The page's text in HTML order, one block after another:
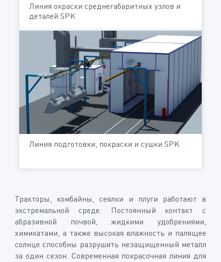
Линия окраски среднегабаритных узлов и
деталей SPK
Линия подготовки, покраски и сушки SPK
Тракторы, комбайны, сеялки и плуги работают в
экстремальной среде. Постоянный контакт с
абразивной почвой, жидкими удобрениями,
химикатами, а также высокая влажность и палящее
солнце способны разрушить незащищенный металл
за один сезон. Современная покрасочная линия для